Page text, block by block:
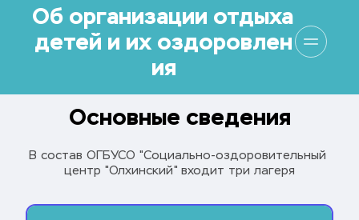
Об организации отдыха
детей и их оздоровлен
ия
Основные сведения
В состав ОГБУСО "Социально-оздоровительный
центр "Олхинский" входит три лагеря